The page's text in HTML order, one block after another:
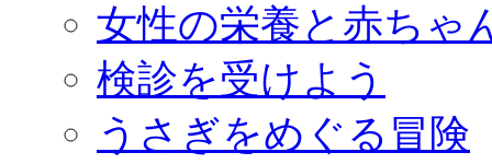
女性の栄養と赤ちゃ
検診を受けよう
うさぎをめぐる冒険